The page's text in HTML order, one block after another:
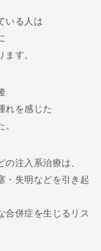
いる人は
す。
れを感じた
注入系治療は、
・失明などを引き起
合併症を生じるリス